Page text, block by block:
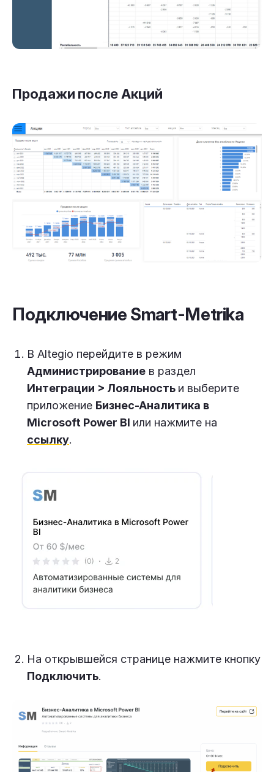
Продажи после Акций
Подключение Smart-Metrika
В Altegio перейдите в режим
Администрирование в раздел
Интеграции > Лояльность и выберите
приложение Бизнес-Аналитика в
Microsoft Power BI или нажмите на
ссылку.
На открывшейся странице нажмите кнопку
Подключить.